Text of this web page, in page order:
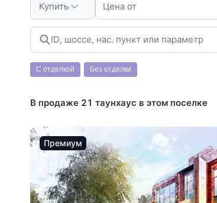
Купить Цена от
С отделкой Без отделки
В продаже 21 таунхаус в этом поселке
Премиум